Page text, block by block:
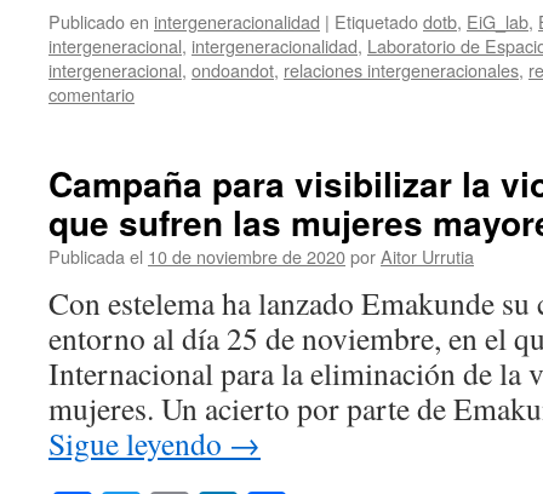
Publicado en intergeneracionalidad | Etiquetadodotb, EiG_lab,
intergeneracional, intergeneracionalidad, Laboratorio de
intergeneracional, ondoandot, relaciones intergeneracionales,
comentario
Campaña para visibilizar la
que sufren las mujeres
Publicada el 10 de noviembre de 2020porAitor Urrutia
Con estelema ha lanzado Emakunde su
entorno al día 25 de noviembre, en el
Internacional para la eliminación de la
mujeres. Un acierto por parte de
Sigue leyendo →